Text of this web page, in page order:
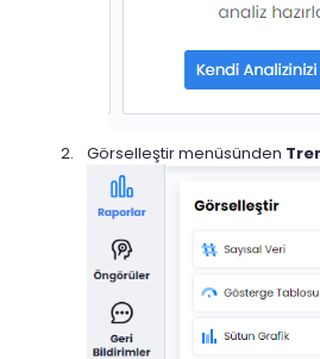
Görselleştir menüsünden